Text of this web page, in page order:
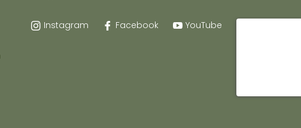
Instagram Facebook YouTube